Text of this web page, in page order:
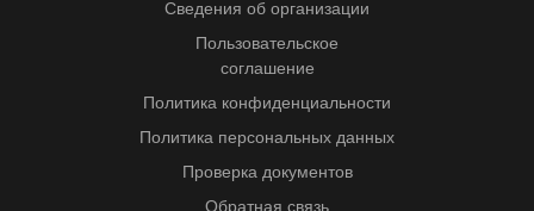
Сведения об организации
Пользовательское
соглашение
Политика конфиденциальности
Политика персональных данных
Проверка документов
Обратная связь